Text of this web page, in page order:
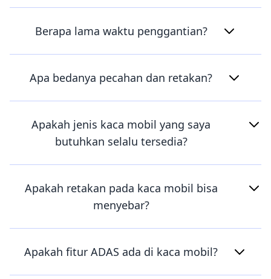
Berapa lama waktu penggantian?
Apa bedanya pecahan dan retakan?
Apakah jenis kaca mobil yang saya
butuhkan selalu tersedia?
Apakah retakan pada kaca mobil bisa
menyebar?
Apakah fitur ADAS ada di kaca mobil?